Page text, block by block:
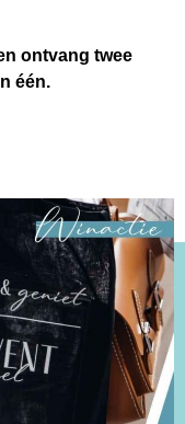
ontvang twee
één.